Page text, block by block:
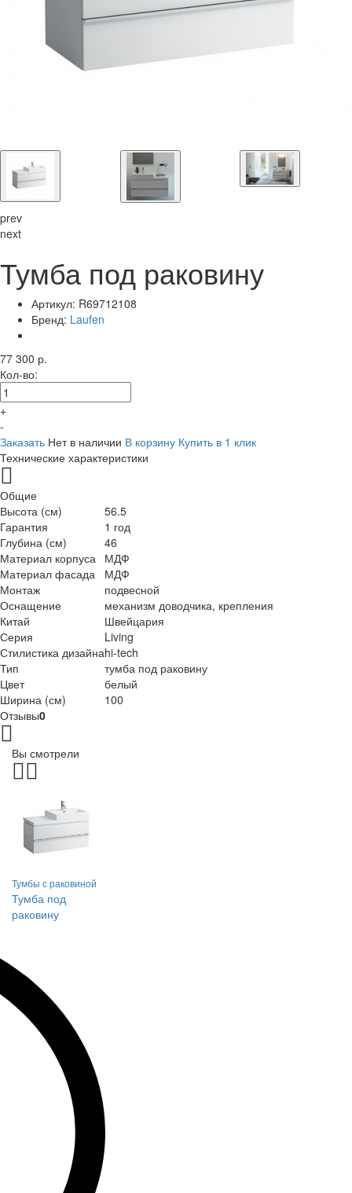
prev
next
Тумба под раковину
Артикул: R69712108
Бренд: Laufen
77 300 р.
Кол-во:
+
-
Заказать Нет в наличии В корзину Купить в 1 клик
Технические характеристики
Общие
Высота (см)
56.5
Гарантия
1 год
Глубина (см)
46
Материал корпуса МДФ
Материал фасада
МДФ
Монтаж
подвесной
Оснащение
механизм доводчика, крепления
Китай
Швейцария
Серия
Living
Стилистика дизайнаhi-tech
Тип
тумба под раковину
Цвет
белый
Ширина (см)
100
Отзывы0
Вы смотрели
Тумбы с раковиной
Тумба под
раковину